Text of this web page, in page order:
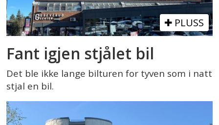
PLUSS
Fant igjen stjålet bil
Det ble ikke lange bilturen for tyven som i natt
stjal en bil.